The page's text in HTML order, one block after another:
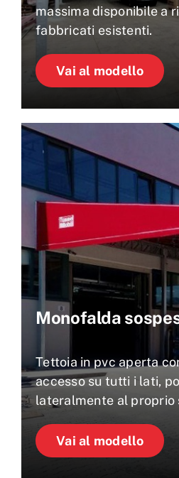
massima disponibile a
fabbricati esistenti.
Vai al modello
Monofalda
Tettoia in pvc aperta
accesso su tutti i lati,
lateralmente al proprio
Vai al modello